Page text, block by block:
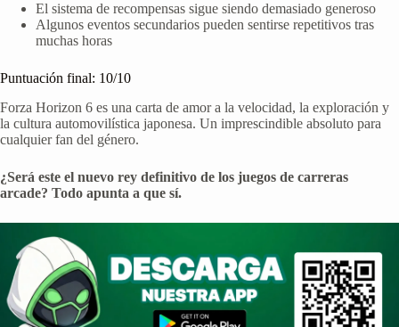
El sistema de recompensas sigue siendo demasiado generoso
Algunos eventos secundarios pueden sentirse repetitivos tras
muchas horas
Puntuación final: 10/10
Forza Horizon 6 es una carta de amor a la velocidad, la exploración y
la cultura automovilística japonesa. Un imprescindible absoluto para
cualquier fan del género.
¿Será este el nuevo rey definitivo de los juegos de carreras
arcade? Todo apunta a que sí.